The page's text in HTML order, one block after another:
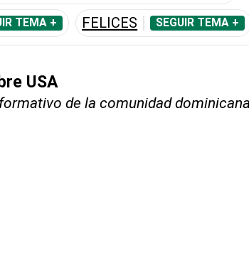
TEMA + FELICES SEGUIR TEMA +
USA
de la comunidad dominicana